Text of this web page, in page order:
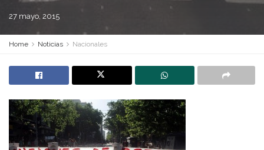
27 mayo, 2015
Home Noticias Nacionales